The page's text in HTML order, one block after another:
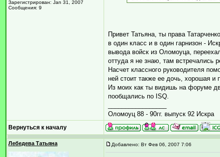
Зарегистрирован: Jan 31, 2007
Сообщения: 9
Привет Татьяна, ты права
в один класс и в один гарнизон -
вывода войск из Оломоуца,
оттуда я не знаю, там встречались
Насчет классного руководителя
ней стоит также ее дочь, хорошая
Из моих как ты видишь на форуме
пообщались по ISQ.
Оломоуц 88 - 90гг. выпуск 92 Искра
Вернуться к началу
Лебедева Татьяна Добавлено: Вт Фев 06, 2007 7:06